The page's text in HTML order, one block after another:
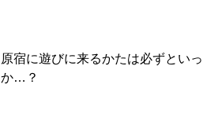
原宿に遊びに来るかたは必ずとい
か…？